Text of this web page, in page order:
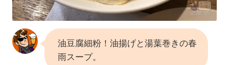
油豆腐細粉！油揚げと湯葉巻きの春
雨スープ。